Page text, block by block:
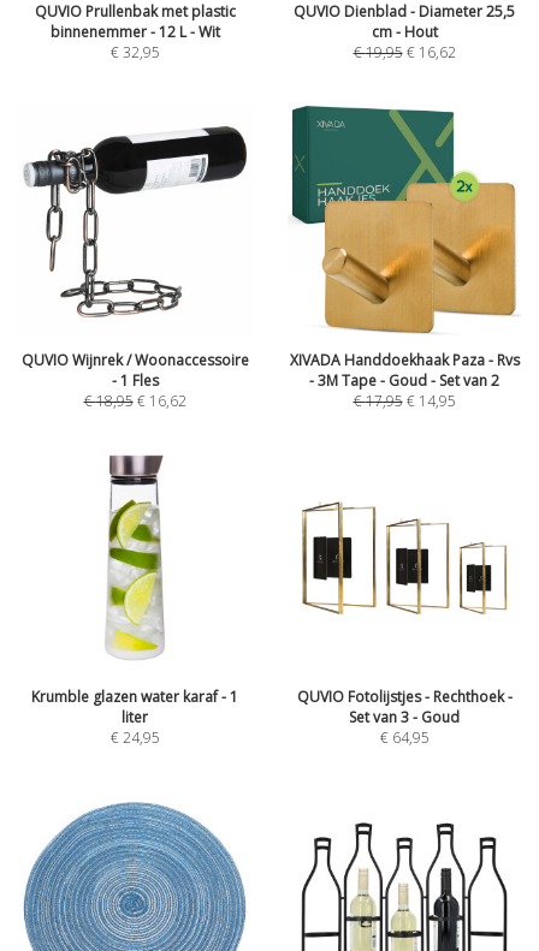
QUVIO Prullenbak met plastic
binnenemmer - 12 L - Wit
€32,95
QUVIO Dienblad - Diameter 25,5
cm - Hout
€19,95 € 16,62
QUVIO Wijnrek / Woonaccessoire
- 1 Fles
€18,95 € 16,62
XIVADA Handdoekhaak Paza - Rvs
- 3M Tape - Goud - Set van 2
€17,95 € 14,95
Krumble glazen water karaf - 1
liter
€24,95
QUVIO Fotolijstjes - Rechthoek -
Set van 3 - Goud
€ 64,95